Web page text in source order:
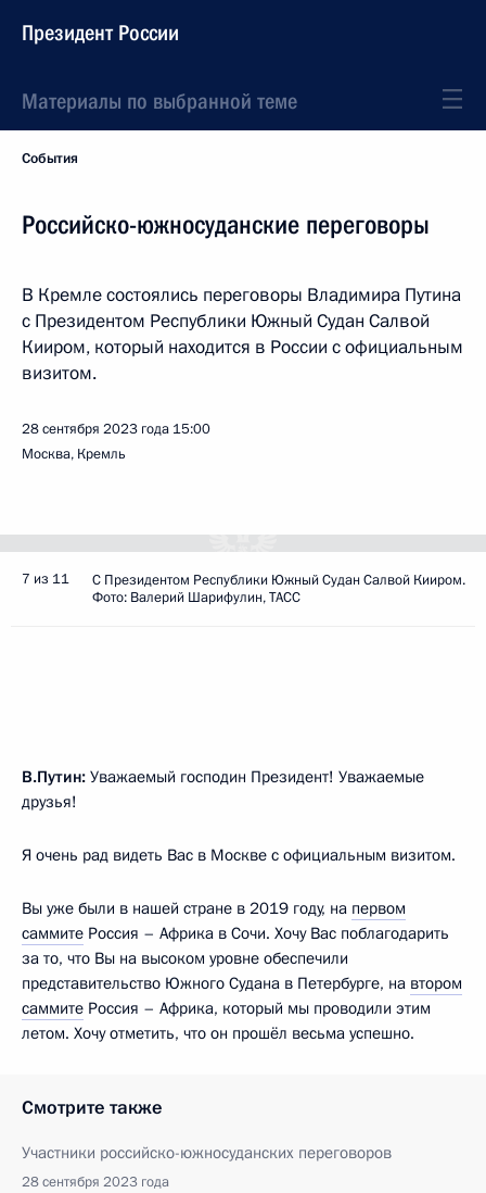
Президент России
Материалы по выбранной теме
События
Российско-южносуданские переговоры
В Кремле состоялись переговоры Владимира Путина
с Президентом Республики Южный Судан Салвой
Кииром, который находится в России с официальным
визитом.
28 сентября 2023 года 15:00
Москва, Кремль
7 из 11
С Президентом Республики Южный Судан Салвой Кииром.
Фото: Валерий Шарифулин, ТАСС
В.Путин: Уважаемый господин Президент! Уважаемые
друзья!
Я очень рад видеть Вас в Москве с официальным визитом.
Вы уже были в нашей стране в 2019 году, на первом
саммите Россия – Африка в Сочи. Хочу Вас поблагодарить
за то, что Вы на высоком уровне обеспечили
представительство Южного Судана в Петербурге, на втором
саммите Россия – Африка, который мы проводили этим
летом. Хочу отметить, что он прошёл весьма успешно.
Смотрите также
Участники российско-южносуданских переговоров
28 сентября 2023 года